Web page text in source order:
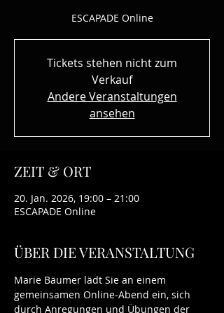
ESCAPADE Online
Tickets stehen nicht zum
Verkauf
Andere Veranstaltungen
ansehen
ZEIT & ORT
20. Jan. 2026, 19:00 – 21:00
ESCAPADE Online
ÜBER DIE VERANSTALTUNG
Marie Bäumer lädt Sie an einem
gemeinsamen Online-Abend ein, sich
durch Anregungen und Übungen der